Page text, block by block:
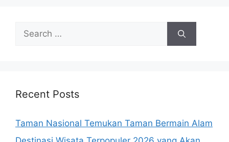
Search
for:
Recent Posts
Taman Nasional Temukan Taman Bermain Alam